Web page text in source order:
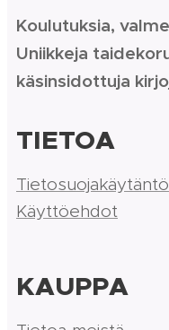
Koulutuksia,
Uniikkeja
käsinsidottuja
TIETOA
Tietosuojakäytäntö
Käyttöehdot
KAUPPA